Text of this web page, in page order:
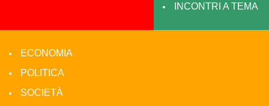
INCONTRI A TEMA
ECONOMIA
POLITICA
SOCIETÀ